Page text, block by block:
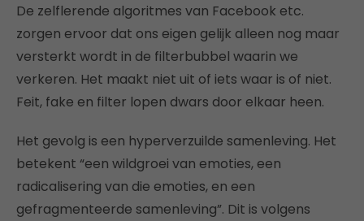
De zelflerende algoritmes van Facebook etc.
zorgen ervoor dat ons eigen gelijk alleen nog maar
versterkt wordt in de filterbubbel waarin we
verkeren. Het maakt niet uit of iets waar is of niet.
Feit, fake en filter lopen dwars door elkaar heen.
Het gevolg is een hyperverzuilde samenleving. Het
betekent “een wildgroei van emoties, een
radicalisering van die emoties, en een
gefragmenteerde samenleving”. Dit is volgens